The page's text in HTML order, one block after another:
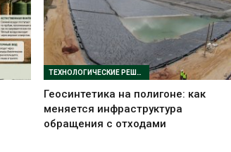
ТЕХНОЛОГИЧЕСКИЕ РЕШЕНИЯ
Геосинтетика на полигоне: как
меняется инфраструктура
обращения с отходами